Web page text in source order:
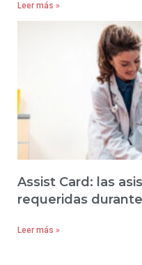
Leer más »
Assist Card: las
requeridas
Leer más »